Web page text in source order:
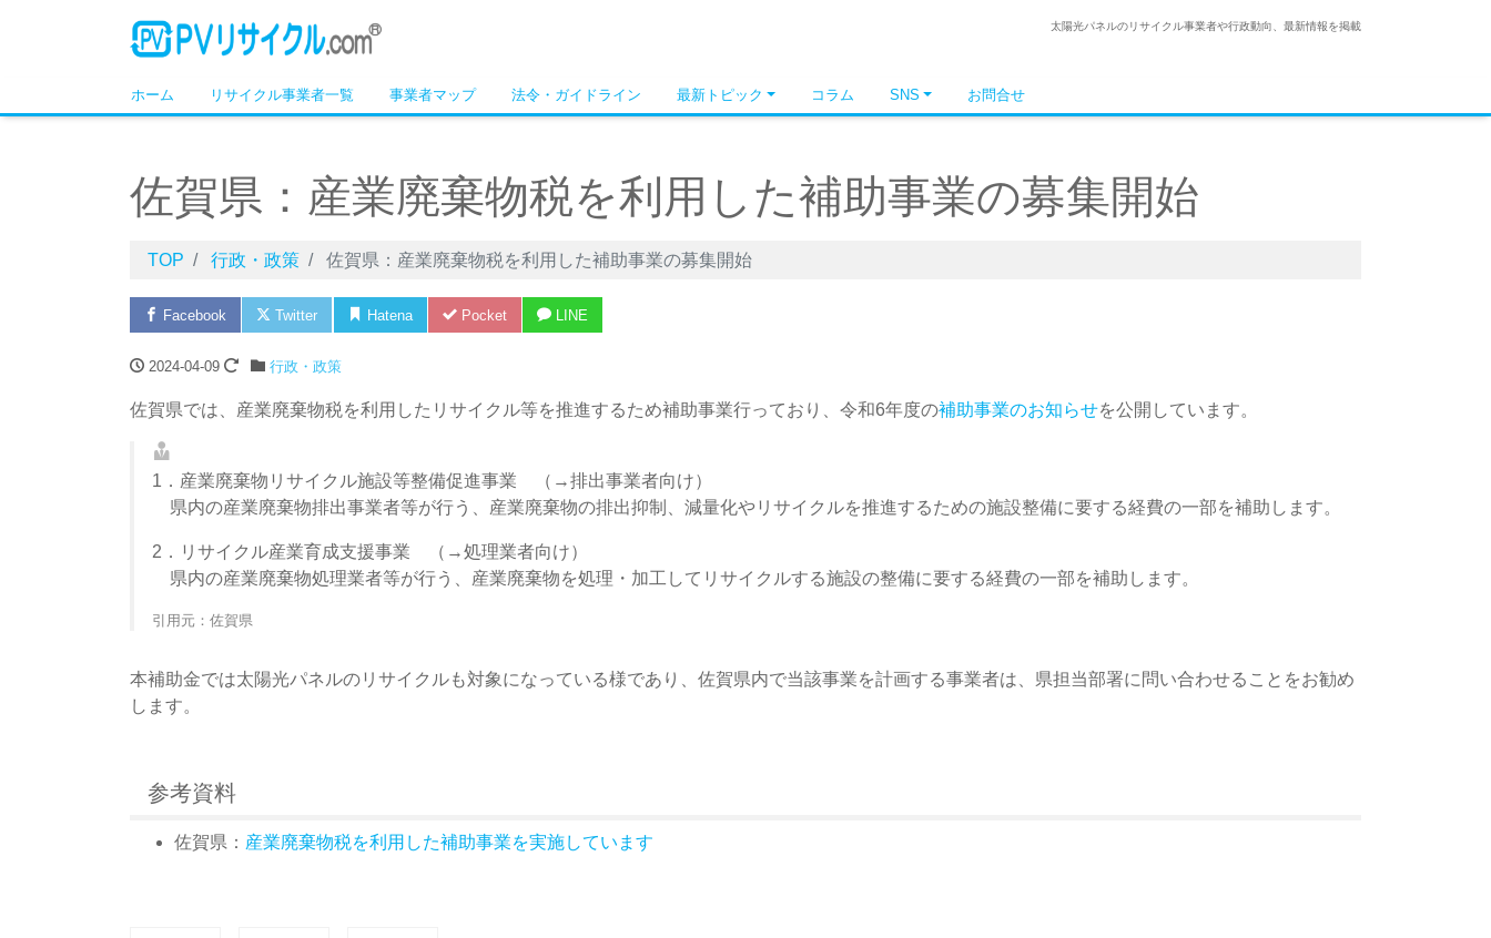
太陽光パネルのリサイクル事業者や行政動向、最新情報を掲載
ホーム リサイクル事業者一覧 事業者マップ 法令・ガイドライン 最新トピック コラム SNS お問合せ
佐賀県：産業廃棄物税を利用した補助事業の募集開始
TOP 行政・政策 佐賀県：産業廃棄物税を利用した補助事業の募集開始
Facebook Twitter Hatena Pocket LINE
2024-04-09 行政・政策
佐賀県では、産業廃棄物税を利用したリサイクル等を推進するため補助事業行っており、令和6年度の補助事業のお知らせを公開しています。
1．産業廃棄物リサイクル施設等整備促進事業 （→排出事業者向け）
県内の産業廃棄物排出事業者等が行う、産業廃棄物の排出抑制、減量化やリサイクルを推進するための施設整備に要する経費の一部を補助します。
2．リサイクル産業育成支援事業 （→処理業者向け）
県内の産業廃棄物処理業者等が行う、産業廃棄物を処理・加工してリサイクルする施設の整備に要する経費の一部を補助します。
引用元：佐賀県
本補助金では太陽光パネルのリサイクルも対象になっている様であり、佐賀県内で当該事業を計画する事業者は、県担当部署に問い合わせることをお勧め
します。
参考資料
佐賀県： 産業廃棄物税を利用した補助事業を実施しています